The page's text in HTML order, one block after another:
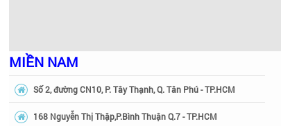
MIỀN NAM
Số 2, đường CN10, P. Tây Thạnh, Q. Tân Phú - TP.HCM
168 Nguyễn Thị Thập,P.Bình Thuận Q.7 - TP.HCM